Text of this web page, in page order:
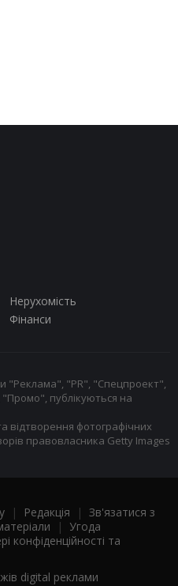
Нерухомість
Фінанси
"Реклама", "PR", "Спецпроект",
публікуються на
відтворення фотографічних
правовласника Getty Images
| Редакція | Зв'язатися з
| Угода
конфіденційності та
digital реклами